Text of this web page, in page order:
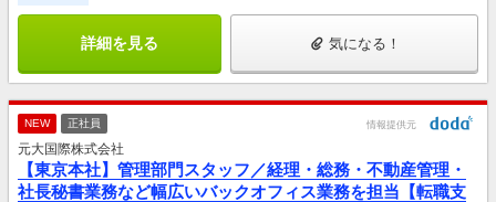
詳細を見る 気になる！
NEW 正社員 情報提供元
元大国際株式会社
【東京本社】管理部門スタッフ／経理・総務・不動産管理・
社長秘書業務など幅広いバックオフィス業務を担当【転職支